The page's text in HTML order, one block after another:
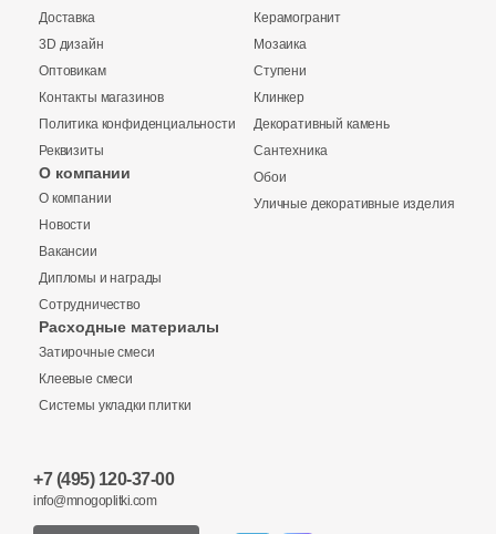
Бетон
Размер, см
20x20
20x40
40x80
30x60
60x60
60x120
Доставка
3D дизайн
Оптовикам
Контакты магазинов
Политика конфиденциальности
Реквизиты
О компании
О компании
Новости
Вакансии
Дипломы и награды
Сотрудничество
Расходные материалы
Затирочные смеси
Клеевые смеси
Системы укладки плитки
Керамогранит
Мозаика
Ступени
Клинкер
Декоративный камень
Сантехника
Обои
Уличные декоративные изделия
+7 (495) 120-37-00
info@mnogoplitki.com